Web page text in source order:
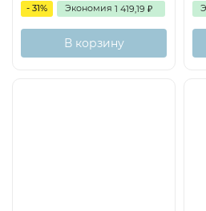
- 31% Экономия 1 419,19 ₽
В корзину